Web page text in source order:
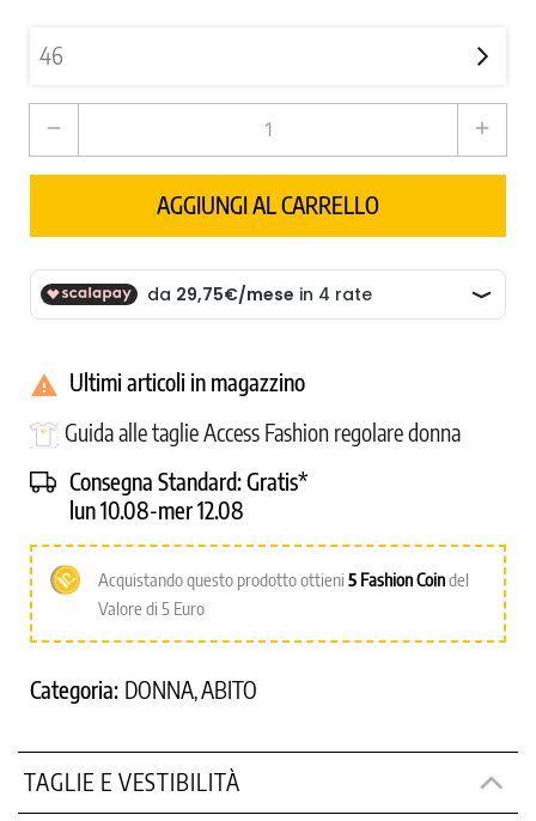
remove add
AGGIUNGI AL CARRELLO
 Ultimi articoli in magazzino
Guida alle taglie Access Fashion regolare donna
Consegna Standard:Gratis*
lun 10.08-mer 12.08
Acquistando questo prodotto ottieni 5 Fashion Coindel
Valore di 5 Euro
Categoria: DONNA ABITO
TAGLIE E VESTIBILITÀ